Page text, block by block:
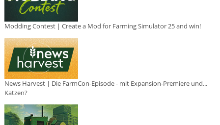
Modding Contest | Create a Mod for Farming Simulator 25 and win!
News Harvest | Die FarmCon-Episode - mit Expansion-Premiere und...
Katzen?